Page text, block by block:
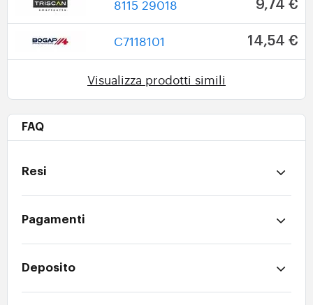
8115 29018 9,74 €
C7118101 14,54 €
Visualizza prodotti simili
FAQ
Resi
Pagamenti
Deposito